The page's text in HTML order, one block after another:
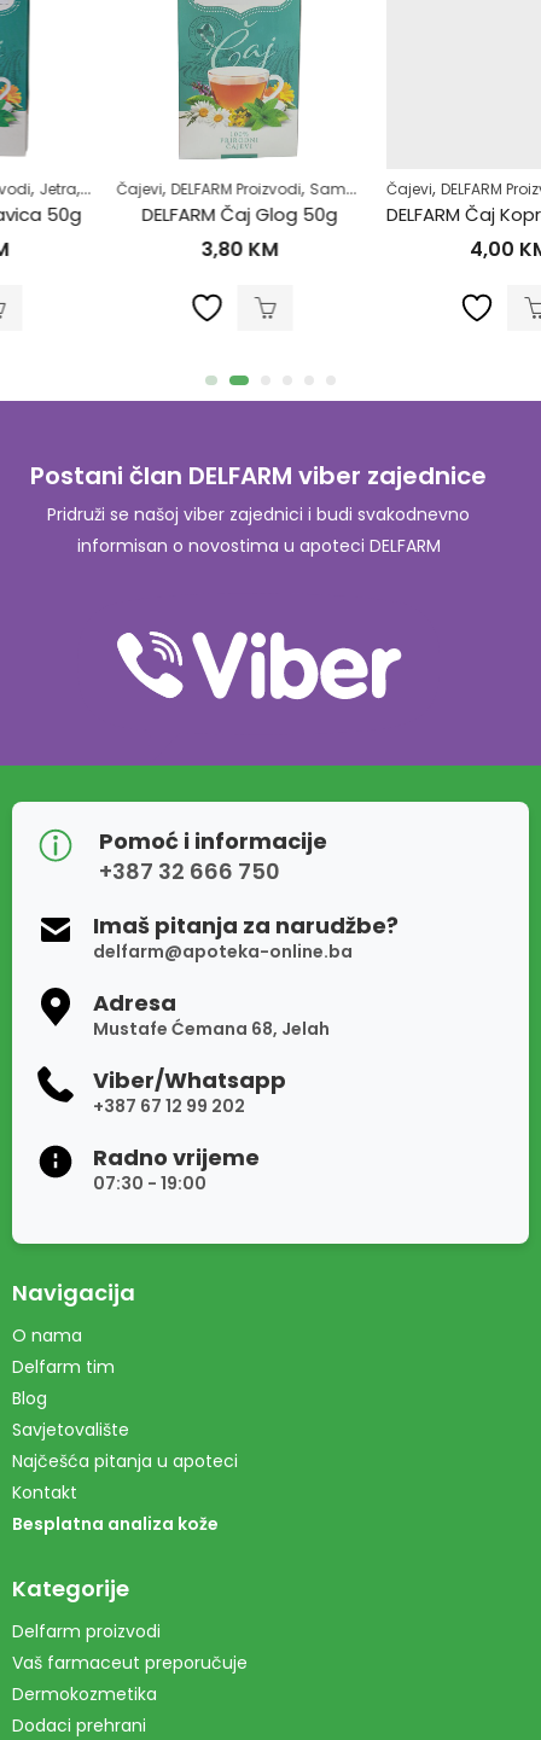
, Zdrav život
Čajevi,DELFARM Proizvodi,Samoliječenje ,Zdrav život,Zdravlje
DELFARM Čaj Glog 50g
Čajevi,DELFARM Proizvodi,Zdrav život
DELFARM Čaj Kopriva list 40g
Postani član DELFARM viber zajednice
Pridruži se našoj viber zajednici i budi svakodnevno
informisan o novostima u apoteci DELFARM
Pomoć i informacije
+387 32 666 750
Imaš pitanja za narudžbe?
delfarm@apoteka-online.ba
Adresa
Mustafe Ćemana 68, Jelah
Viber/Whatsapp
+387 67 12 99 202
Radno vrijeme
07:30 - 19:00
Navigacija
O nama
Delfarm tim
Blog
Savjetovalište
Najčešća pitanja u apoteci
Kontakt
Besplatna analiza kože
Kategorije
Delfarm proizvodi
Vaš farmaceut preporučuje
Dermokozmetika
Dodaci prehrani